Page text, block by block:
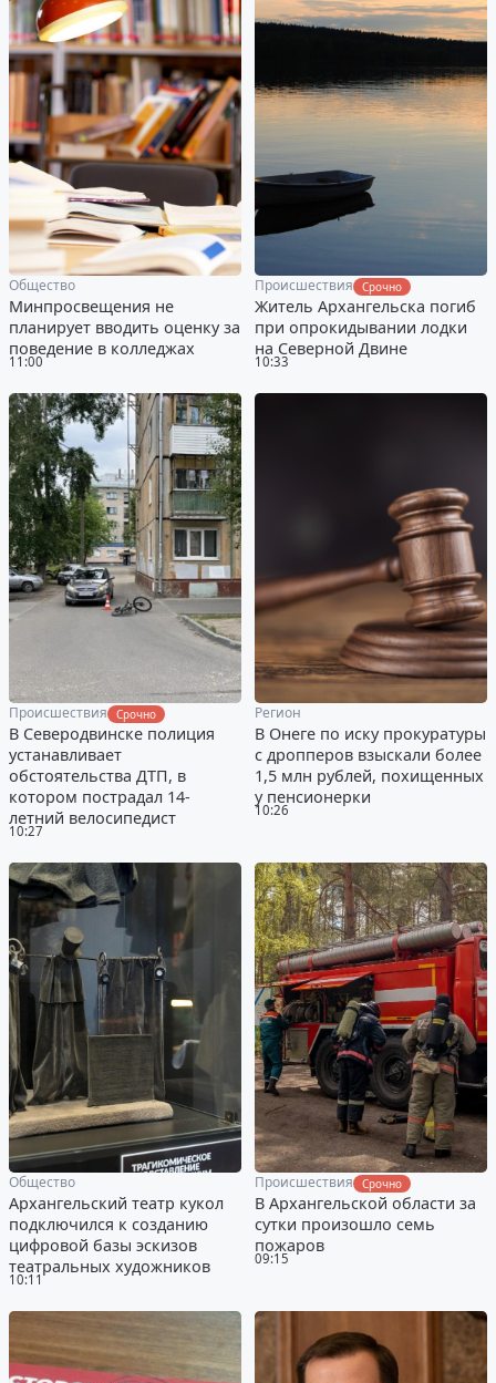
11:00
Общество
Минпросвещения не
планирует вводить оценку за
поведение в колледжах
10:33
Происшествия Срочно
Житель Архангельска погиб
при опрокидывании лодки
на Северной Двине
10:27
Происшествия Срочно
В Северодвинске полиция
устанавливает
обстоятельства ДТП, в
котором пострадал 14-
летний велосипедист
10:26
Регион
В Онеге по иску прокуратуры
с дропперов взыскали более
1,5 млн рублей, похищенных
у пенсионерки
10:11
Общество
Архангельский театр кукол
подключился к созданию
цифровой базы эскизов
театральных художников
09:15
Происшествия Срочно
В Архангельской области за
сутки произошло семь
пожаров